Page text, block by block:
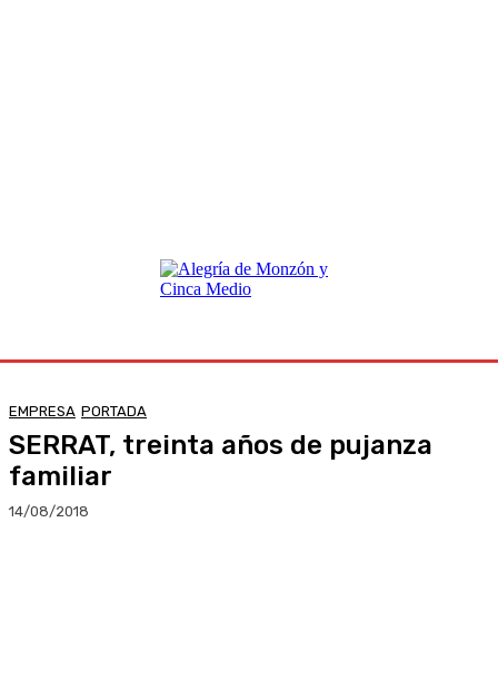
EMPRESA PORTADA
SERRAT, treinta años de pujanza
familiar
14/08/2018